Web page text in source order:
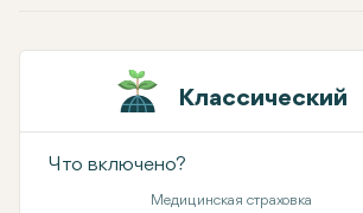
Классический
Что включено?
Медицинская страховка